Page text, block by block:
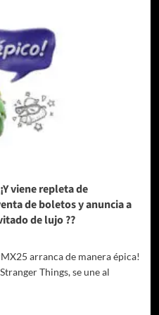
viene repleta de
de boletos y anuncia a
de lujo ??
arranca de manera épica!
Things, se une al